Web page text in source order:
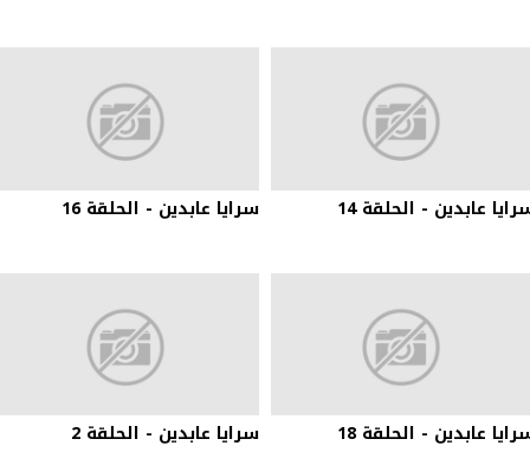
عابدين - الحلقة 14 سرايا عابدين - الحلقة 16
عابدين - الحلقة 18 سرايا عابدين - الحلقة 2